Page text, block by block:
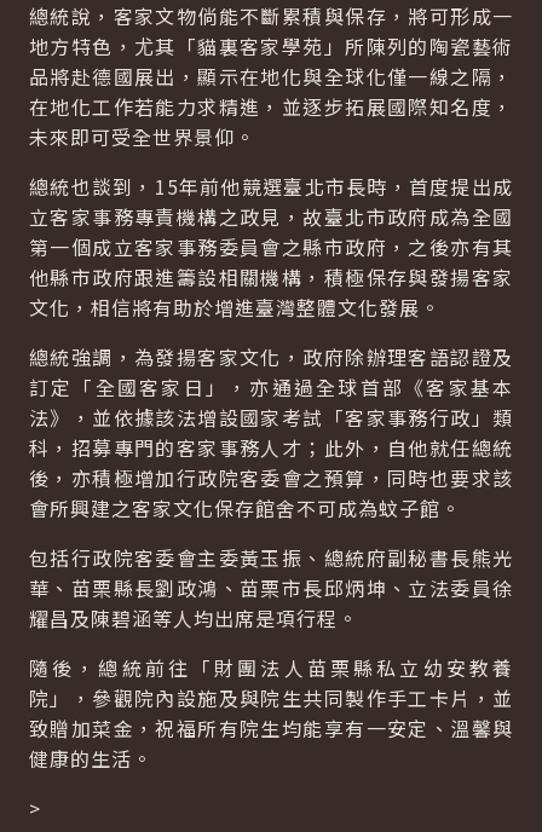
總統說，客家文物倘能不斷累積與保存，將可形成一
地方特色，尤其「貓裏客家學苑」所陳列的陶瓷藝術
品將赴德國展出，顯示在地化與全球化僅一線之隔，
在地化工作若能力求精進，並逐步拓展國際知名度，
未來即可受全世界景仰。
總統也談到，15年前他競選臺北市長時，首度提出成
立客家事務專責機構之政見，故臺北市政府成為全國
第一個成立客家事務委員會之縣市政府，之後亦有其
他縣市政府跟進籌設相關機構，積極保存與發揚客家
文化，相信將有助於增進臺灣整體文化發展。
總統強調，為發揚客家文化，政府除辦理客語認證及
訂定「全國客家日」，亦通過全球首部《客家基本
法》，並依據該法增設國家考試「客家事務行政」類
科，招募專門的客家事務人才；此外，自他就任總統
後，亦積極增加行政院客委會之預算，同時也要求該
會所興建之客家文化保存館舍不可成為蚊子館。
包括行政院客委會主委黃玉振、總統府副秘書長熊光
華、苗栗縣長劉政鴻、苗栗市長邱炳坤、立法委員徐
耀昌及陳碧涵等人均出席是項行程。
隨後，總統前往「財團法人苗栗縣私立幼安教養
院」，參觀院內設施及與院生共同製作手工卡片，並
致贈加菜金，祝福所有院生均能享有一安定、溫馨與
健康的生活。
>